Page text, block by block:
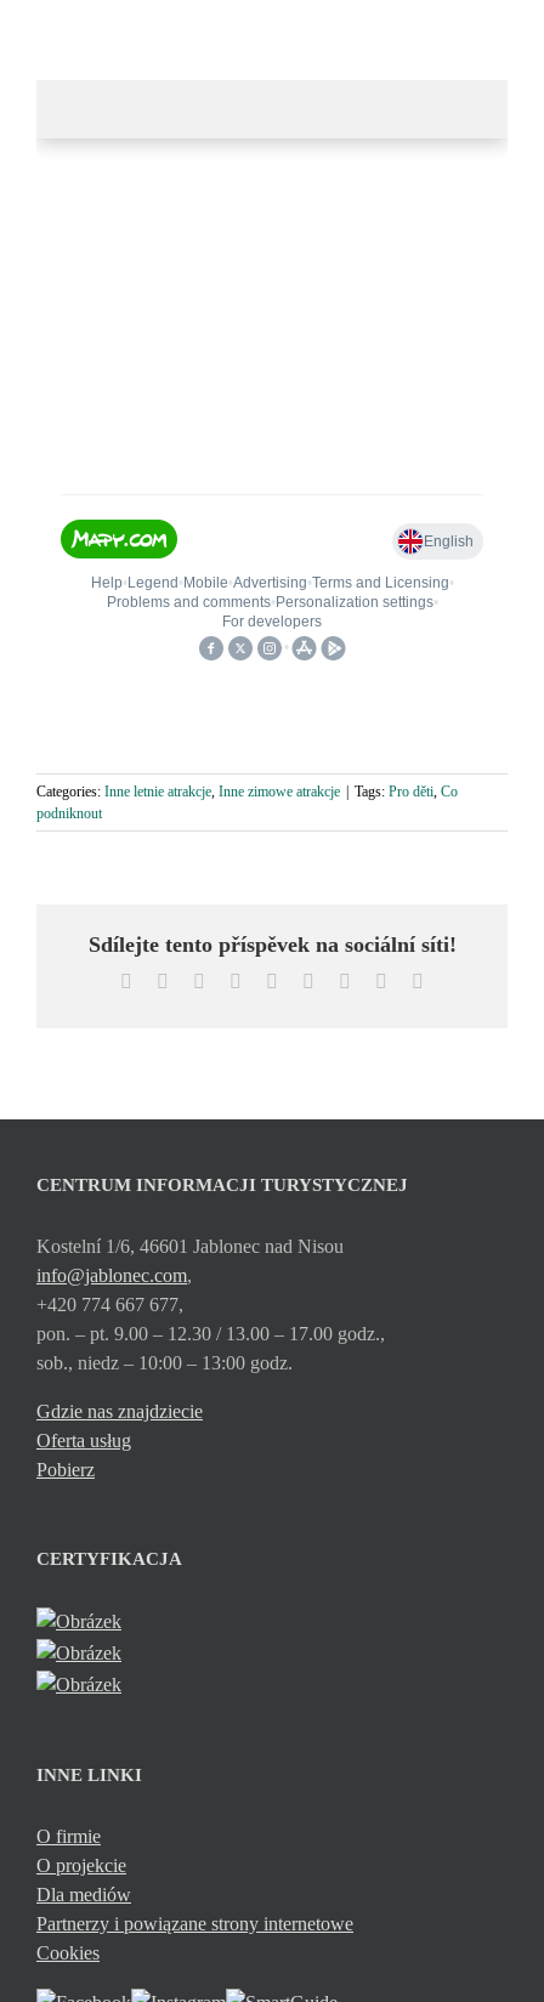
Categories: Inne letnie atrakcje, Inne zimowe atrakcje Tags: Pro děti, Co
podniknout
Sdílejte tento příspěvek na sociální síti!
Facebook Reddit LinkedInWhatsApp
TumblrPinterest
CENTRUM INFORMACJI TURYSTYCZNEJ
Kostelní 1/6, 46601 Jablonec nad Nisou
info@jablonec.com,
+420 774 667 677,
pon. – pt. 9.00 – 12.30 / 13.00 – 17.00 godz.,
sob., niedz – 10:00 – 13:00 godz.
Gdzie nas znajdziecie
Oferta usług
Pobierz
CERTYFIKACJA
INNE LINKI
O firmie
O projekcie
Dla mediów
Partnerzy i powiązane strony internetowe
Cookies